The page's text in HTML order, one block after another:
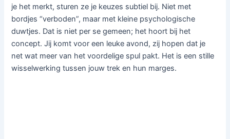
je het merkt, sturen ze je keuzes subtiel bij. Niet met
bordjes “verboden”, maar met kleine psychologische
duwtjes. Dat is niet per se gemeen; het hoort bij het
concept. Jij komt voor een leuke avond, zij hopen dat je
net wat meer van het voordelige spul pakt. Het is een stille
wisselwerking tussen jouw trek en hun marges.